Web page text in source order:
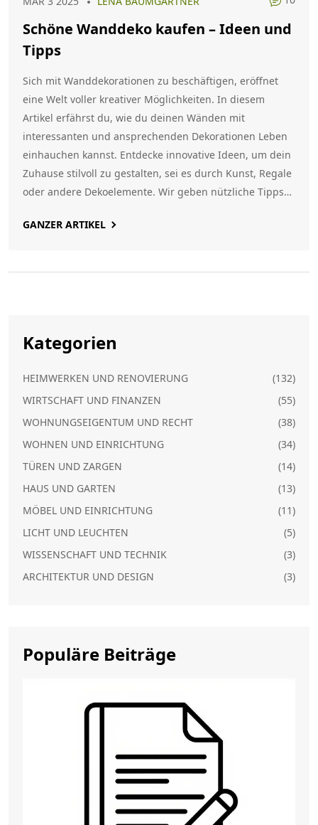
Schöne Wanddeko kaufen – Ideen und
Tipps
Sich mit Wanddekorationen zu beschäftigen, eröffnet
eine Welt voller kreativer Möglichkeiten. In diesem
Artikel erfährst du, wie du deinen Wänden mit
interessanten und ansprechenden Dekorationen Leben
einhauchen kannst. Entdecke innovative Ideen, um dein
Zuhause stilvoll zu gestalten, sei es durch Kunst, Regale
oder andere Dekoelemente. Wir geben nützliche Tipps
Unikaten, damit dein Zuhause einzigartig wird.
GANZER ARTIKEL
Kategorien
HEIMWERKEN UND RENOVIERUNG
(132)
WIRTSCHAFT UND FINANZEN
(55)
WOHNUNGSEIGENTUM UND RECHT
(38)
WOHNEN UND EINRICHTUNG
(34)
TÜREN UND ZARGEN
(14)
HAUS UND GARTEN
(13)
MÖBEL UND EINRICHTUNG
(11)
LICHT UND LEUCHTEN
(5)
WISSENSCHAFT UND TECHNIK
(3)
ARCHITEKTUR UND DESIGN
(3)
Populäre Beiträge